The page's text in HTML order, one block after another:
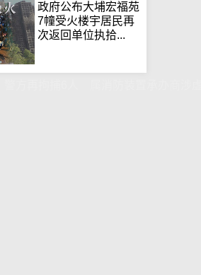
政府公布大埔宏福苑
7幢受火楼宇居民再
次返回单位执拾...